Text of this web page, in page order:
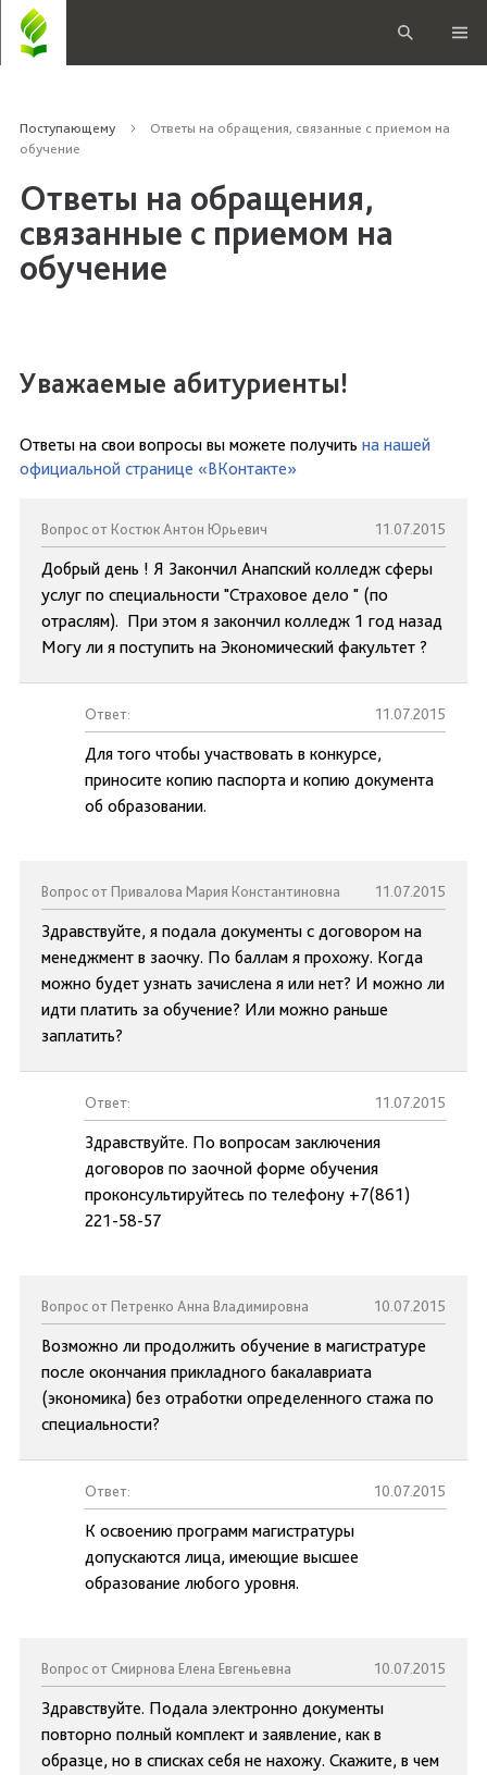
Поступающему
Ответы на обращения, связанные с приемом на
обучение
Ответы на обращения,
связанные с приемом на
обучение
Уважаемые абитуриенты!
Ответы на свои вопросы вы можете получить на нашей
официальной странице «ВКонтакте»
Вопрос от Костюк Антон Юрьевич 11.07.2015
Добрый день ! Я Закончил Анапский колледж сферы
услуг по специальности "Страховое дело " (по
отраслям). При этом я закончил колледж 1 год назад
Могу ли я поступить на Экономический факультет ?
Ответ: 11.07.2015
Для того чтобы участвовать в конкурсе,
приносите копию паспорта и копию документа
об образовании.
Вопрос от Привалова Мария Константиновна 11.07.2015
Здравствуйте, я подала документы с договором на
менеджмент в заочку. По баллам я прохожу. Когда
можно будет узнать зачислена я или нет? И можно ли
идти платить за обучение? Или можно раньше
заплатить?
Ответ: 11.07.2015
Здравствуйте. По вопросам заключения
договоров по заочной форме обучения
проконсультируйтесь по телефону +7(861)
221-58-57
Вопрос от Петренко Анна Владимировна 10.07.2015
Возможно ли продолжить обучение в магистратуре
после окончания прикладного бакалавриата
(экономика) без отработки определенного стажа по
специальности?
Ответ: 10.07.2015
К освоению программ магистратуры
допускаются лица, имеющие высшее
образование любого уровня.
Вопрос от Смирнова Елена Евгеньевна 10.07.2015
Здравствуйте. Подала электронно документы
повторно полный комплект и заявление, как в
образце, но в списках себя не нахожу. Скажите, в чем